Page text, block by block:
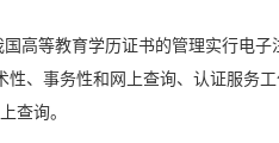
高等教育学历证书的管理实行电
性、事务性和网上查询、认证服务
查询。